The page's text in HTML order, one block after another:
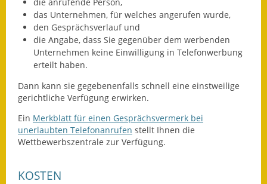
Gutachterausschuss
Landessanierungsprogramm
Rückstausicherung von
Gebäuden
Hochwassergefahrenkarte
die anrufende Person,
das Unternehmen, für welches angerufen wurde,
den Gesprächsverlauf und
die Angabe, dass Sie gegenüber dem werbenden
Unternehmen keine Einwilligung in Telefonwerbung
erteilt haben.
Dann kann sie gegebenenfalls schnell eine einstweilige
gerichtliche Verfügung erwirken.
Ein Merkblatt für einen Gesprächsvermerk bei
unerlaubten Telefonanrufen stellt Ihnen die
Wettbewerbszentrale zur Verfügung.
KOSTEN